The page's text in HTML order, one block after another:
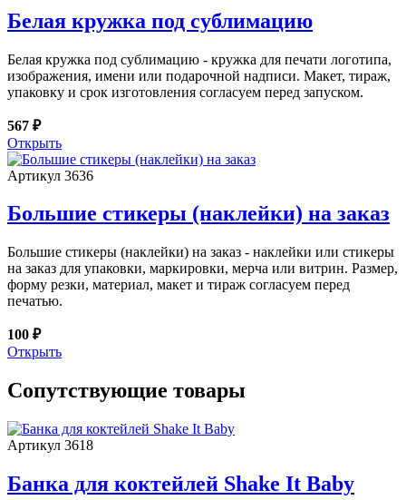
Белая кружка под сублимацию
Белая кружка под сублимацию - кружка для печати логотипа,
изображения, имени или подарочной надписи. Макет, тираж,
упаковку и срок изготовления согласуем перед запуском.
567 ₽
Открыть
Артикул 3636
Большие стикеры (наклейки) на заказ
Большие стикеры (наклейки) на заказ - наклейки или стикеры
на заказ для упаковки, маркировки, мерча или витрин. Размер,
форму резки, материал, макет и тираж согласуем перед
печатью.
100 ₽
Открыть
Сопутствующие товары
Артикул 3618
Банка для коктейлей Shake It Baby